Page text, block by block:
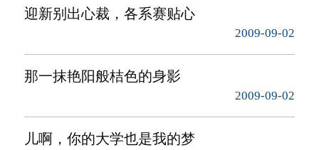
迎新别出心裁，各系赛贴心
2009-09-02
那一抹艳阳般桔色的身影
2009-09-02
儿啊，你的大学也是我的梦